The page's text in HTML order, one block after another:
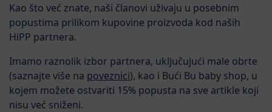
Kao što već znate, naši članovi uživaju u posebnim
popustima prilikom kupovine proizvoda kod naših
HiPP partnera.
Imamo raznolik izbor partnera, uključujući male obrte
(saznajte više na poveznici), kao i Bući Bu baby shop, u
kojem možete ostvariti 15% popusta na sve artikle koji
nisu već sniženi.